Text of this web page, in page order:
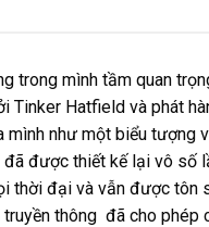
trong mình tầm quan
Hatfield và phát
như một biểu tượng
được thiết kế lại vô số
thời đại và vẫn được tôn
thông đã cho phép